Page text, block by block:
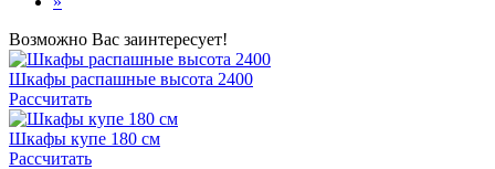
Возможно Вас заинтересует!
Шкафы распашные высота 2400
Рассчитать
Шкафы купе 180 см
Рассчитать